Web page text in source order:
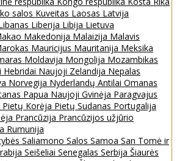
salos Kuveitas Laosas Latvija
Liberija Libija Lietuva
Makedonija Malaizija Malavis
Mauricijus Mauritanija Meksika
Moldavija Mongolija Mozambikas
Hebridai Naujoji Zelandija Nepalas
Norvegija Nyderlandų Antilai Omanas
Papua Naujoji Gvinėja Paragvajus
Pietų Korėja Pietų Sudanas Portugalija
Prancūzija Prancūzijos užjūrio
Rumunija
Saliamono Salos Samoa San Tomė ir
Seišeliai Senegalas Serbija Šiaurės